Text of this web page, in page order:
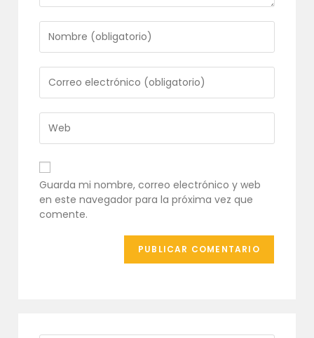
tu
nombre
o
nombre
de
usuario
para
comentar
tu
dirección
de
correo
electrónico
para
comentar
URL
de
tu
web
(opcional)
Guarda mi nombre, correo electrónico y web
en este navegador para la próxima vez que
comente.